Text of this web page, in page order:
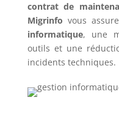
contrat de
Migrinfo vous
informatique, une
outils et une
incidents techniques.